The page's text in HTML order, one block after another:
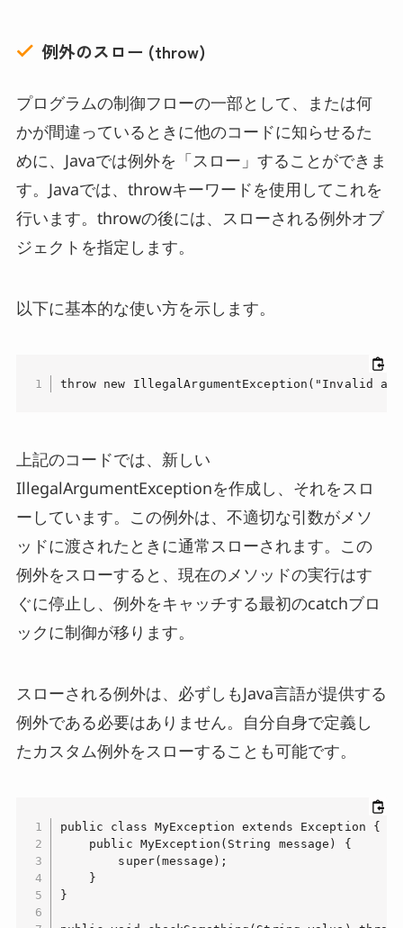
例外のスロー (throw)
プログラムの制御フローの一部として、または何
かが間違っているときに他のコードに知らせるた
めに、Javaでは例外を「スロー」することができま
す。Javaでは、throwキーワードを使用してこれを
行います。throwの後には、スローされる例外オブ
ジェクトを指定します。
以下に基本的な使い方を示します。
throw new IllegalArgumentException("Invalid
上記のコードでは、新しい
IllegalArgumentExceptionを作成し、それをスロ
ーしています。この例外は、不適切な引数がメソ
ッドに渡されたときに通常スローされます。この
例外をスローすると、現在のメソッドの実行はす
ぐに停止し、例外をキャッチする最初のcatchブロ
ックに制御が移ります。
スローされる例外は、必ずしもJava言語が提供する
例外である必要はありません。自分自身で定義し
たカスタム例外をスローすることも可能です。
public class MyException extends Exception {
    public MyException(String message) {
        super(message);
    }
}